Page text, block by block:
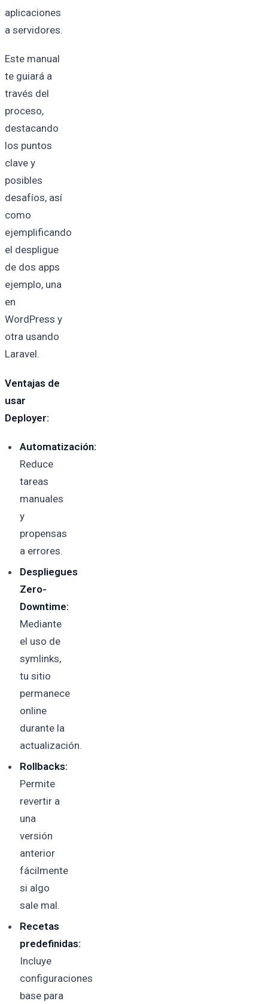
aplicaciones
a servidores.
Este manual
te guiará a
través del
proceso,
destacando
los puntos
clave y
posibles
desafíos, así
como
ejemplificando
el despligue
de dos apps
ejemplo, una
en
WordPress y
otra usando
Laravel.
Ventajas de
usar
Deployer:
Automatización:
Reduce
tareas
manuales
y
propensas
a errores.
Despliegues
Zero-
Downtime:
Mediante
el uso de
symlinks,
tu sitio
permanece
online
durante la
actualización.
Rollbacks:
Permite
revertir a
una
versión
anterior
fácilmente
si algo
sale mal.
Recetas
predefinidas:
Incluye
configuraciones
base para